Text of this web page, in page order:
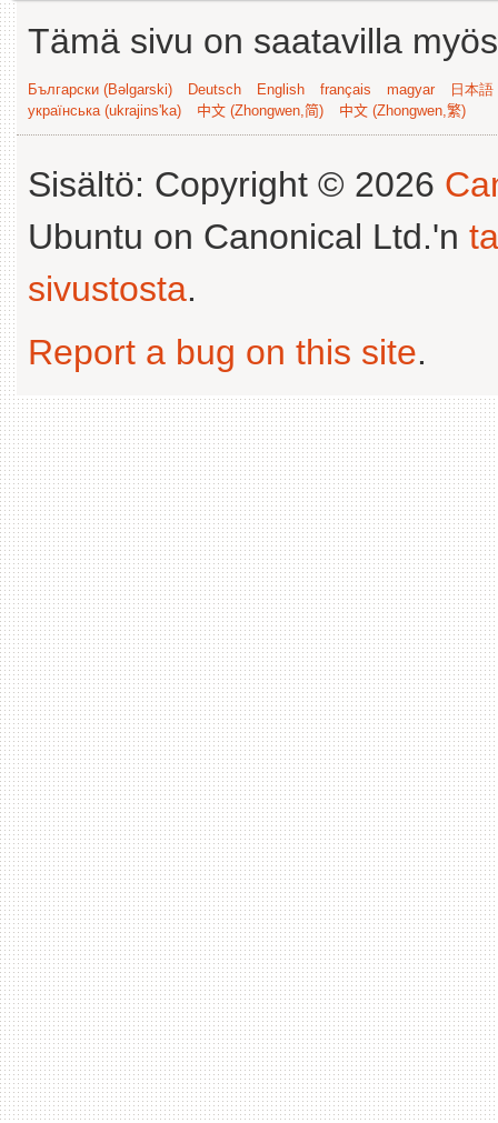
Tämä sivu on saatavilla
Български (Bəlgarski) Deutsch English français magyar
日本
українська (ukrajins'ka)
中文 (Zhongwen,简) 中文 (Zhongwen,繁)
Sisältö: Copyright © 2026
Ubuntu on Canonical Ltd.'n
sivustosta.
Report a bug on this site.